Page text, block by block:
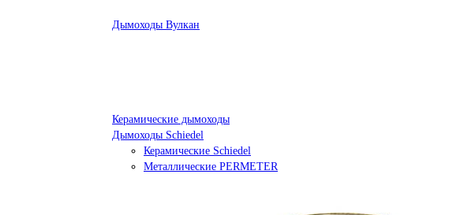
Дымоходы Вулкан
Керамические дымоходы
Дымоходы Schiedel
Керамические Schiedel
Металлические PERMETER